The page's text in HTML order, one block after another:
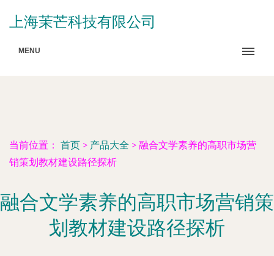
上海茉芒科技有限公司
MENU
当前位置： 首页 > 产品大全 > 融合文学素养的高职市场营
销策划教材建设路径探析
融合文学素养的高职市场营销策
划教材建设路径探析